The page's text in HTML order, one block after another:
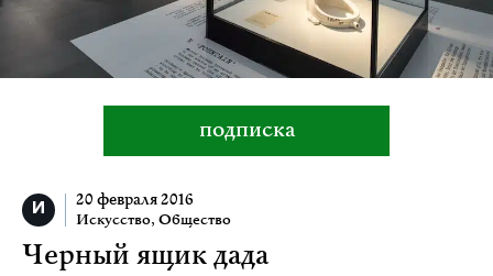
подписка
20 февраля 2016
Искусство, Общество
Черный ящик дада